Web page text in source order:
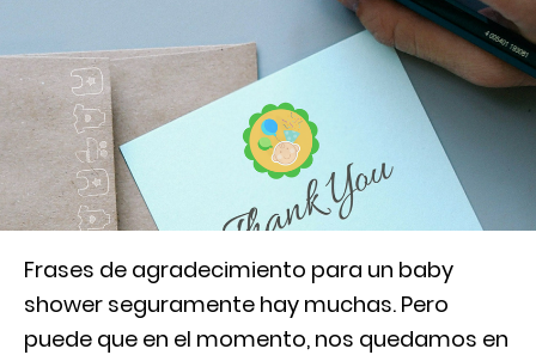
Frases de agradecimiento para un baby
shower seguramente hay muchas. Pero
puede que en el momento, nos quedamos en